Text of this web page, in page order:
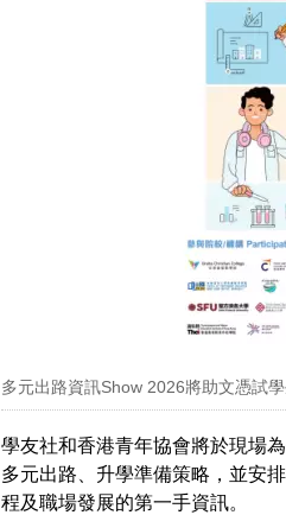
多元出路資訊Show 2026將助文憑試
學友社和香港青年協會將於現場
多元出路、升學準備策略，並安
程及職場發展的第一手資訊。